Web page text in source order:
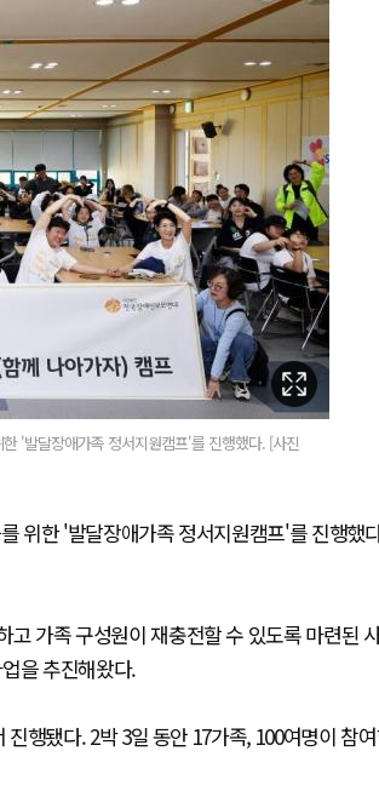
'발달장애가족 정서지원캠프'를 진행했다. [사진
위한 '발달장애가족 정서지원캠프'를 진행했
가족 구성원이 재충전할 수 있도록 마련된
을 추진해왔다.
행됐다. 2박 3일 동안 17가족, 100여명이 참